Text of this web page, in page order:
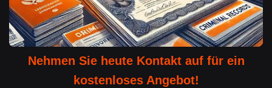
Nehmen Sie heute Kontakt auf für ein
kostenloses Angebot!